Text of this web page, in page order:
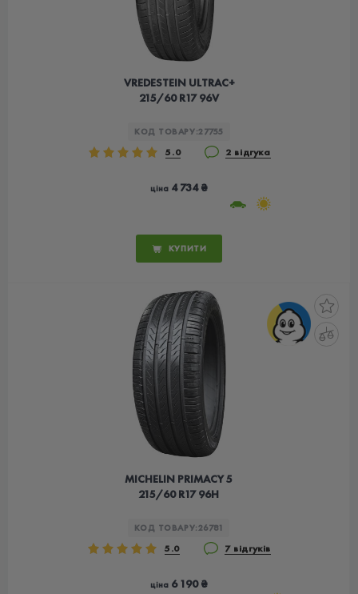
VREDESTEIN ULTRAC+
215/60 R17 96V
КОД ТОВАРУ:27755
5.0 2 відгука
ціна 4 734 ₴
КУПИТИ
MICHELIN PRIMACY 5
215/60 R17 96H
КОД ТОВАРУ:26781
5.0 7 відгуків
ціна6 190 ₴